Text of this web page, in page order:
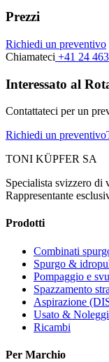
Prezzi
Richiedi un preventivo
Chiamateci +41 24
Interessato al
Contattateci per un
Richiedi un preventivo
TONI KÜPFER SA
Specialista svizzero di
Rappresentante
Prodotti
Combinati
Spurgo &
Pompaggio e
Spazzamento
Aspirazione
Usato &
Ricambi
Per Marchio